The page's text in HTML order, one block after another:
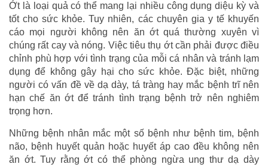
Ớt là loại quả có thể mang lại nhiều công dụng diệu kỳ và
tốt cho sức khỏe. Tuy nhiên, các chuyên gia y tế khuyến
cáo mọi người không nên ăn ớt quá thường xuyên vì
chúng rất cay và nóng. Việc tiêu thụ ớt cần phải được điều
chỉnh phù hợp với tình trạng của mỗi cá nhân và tránh lạm
dụng để không gây hại cho sức khỏe. Đặc biệt, những
người có vấn đề về dạ dày, tá tràng hay mắc bệnh trĩ nên
hạn chế ăn ớt để tránh tình trạng bệnh trở nên nghiêm
trọng hơn.
Những bệnh nhân mắc một số bệnh như bệnh tim, bệnh
não, bệnh huyết quản hoặc huyết áp cao đều không nên
ăn ớt. Tuy rằng ớt có thể phòng ngừa ung thư dạ dày